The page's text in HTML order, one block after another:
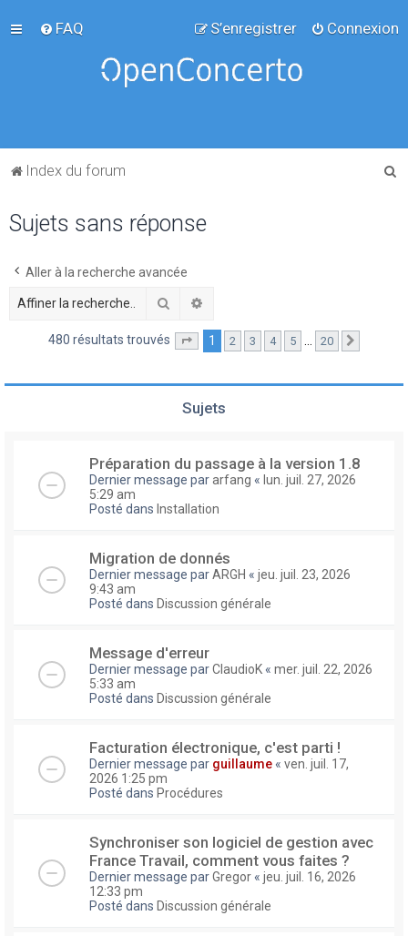
FAQ Connexion
S’enregistrer
Index du forum
Sujets sans réponse
Aller à la recherche avancée
Rechercher
480 résultats trouvés Page sur20
1 2 3 4 5 … 20
Sujets
Préparation du passage à la version 1.8
Dernier message pararfang « lun. juil. 27, 2026
5:29 am
Posté dans Installation
Migration de donnés
Dernier message parARGH « jeu. juil. 23, 2026
9:43 am
Posté dans Discussion générale
Message d'erreur
Dernier message parClaudioK « mer. juil. 22, 2026
5:33 am
Posté dans Discussion générale
Facturation électronique, c'est parti !
Dernier message par guillaume « ven. juil. 17,
2026 1:25 pm
Posté dans Procédures
Synchroniser son logiciel de gestion avec
France Travail, comment vous faites ?
Dernier message parGregor « jeu. juil. 16, 2026
12:33 pm
Posté dans Discussion générale